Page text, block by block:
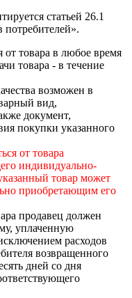
статьей 26.1
потребителей».
от товара в любое время
товара - в течение
возможен в
вид,
документ,
покупки указанного
от товара
индивидуально-
товар может
приобретающим его
продавец должен
уплаченную
расходов
возвращенного
дней со дня